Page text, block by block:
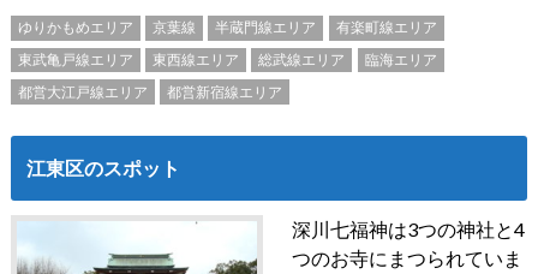
ゆりかもめエリア 京葉線 半蔵門線エリア
有楽町線エリア
東武亀戸線エリア
東西線エリア 総武線エリア
臨海エリア
都営大江戸線エリア
都営新宿線エリア
江東区のスポット
深川七福神は3つの神社と4
つのお寺にまつられていま